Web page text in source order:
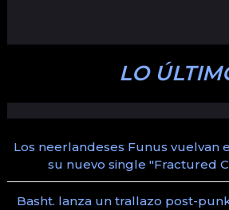
LO
Los neerlandeses Funus vuelvan
su nuevo single "Fractured
Basht. lanza un trallazo post-